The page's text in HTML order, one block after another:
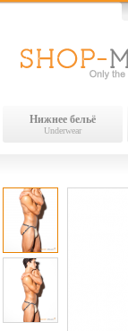
Нижнее бельё
Underwear